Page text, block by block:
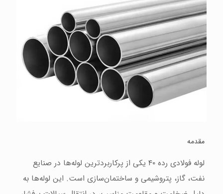
مقدمه
لوله فولادی رده ۴۰ یکی از پرکاربردترین لوله‌ها در صنایع
نفت، گاز، پتروشیمی و ساختمان‌سازی است. این لوله‌ها به